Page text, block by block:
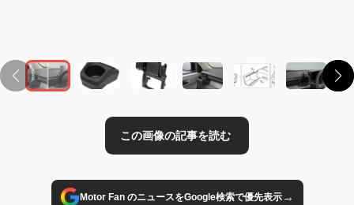
Motor Fan のニュースをGoogle検索で優先表示→